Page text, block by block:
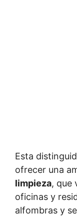
Esta
ofrecer una
limpieza, que
oficinas y
alfombras y